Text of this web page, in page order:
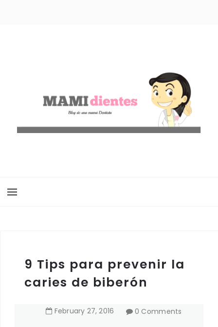
9 Tips para prevenir la
caries de biberón
February 27,2016 0 Comments